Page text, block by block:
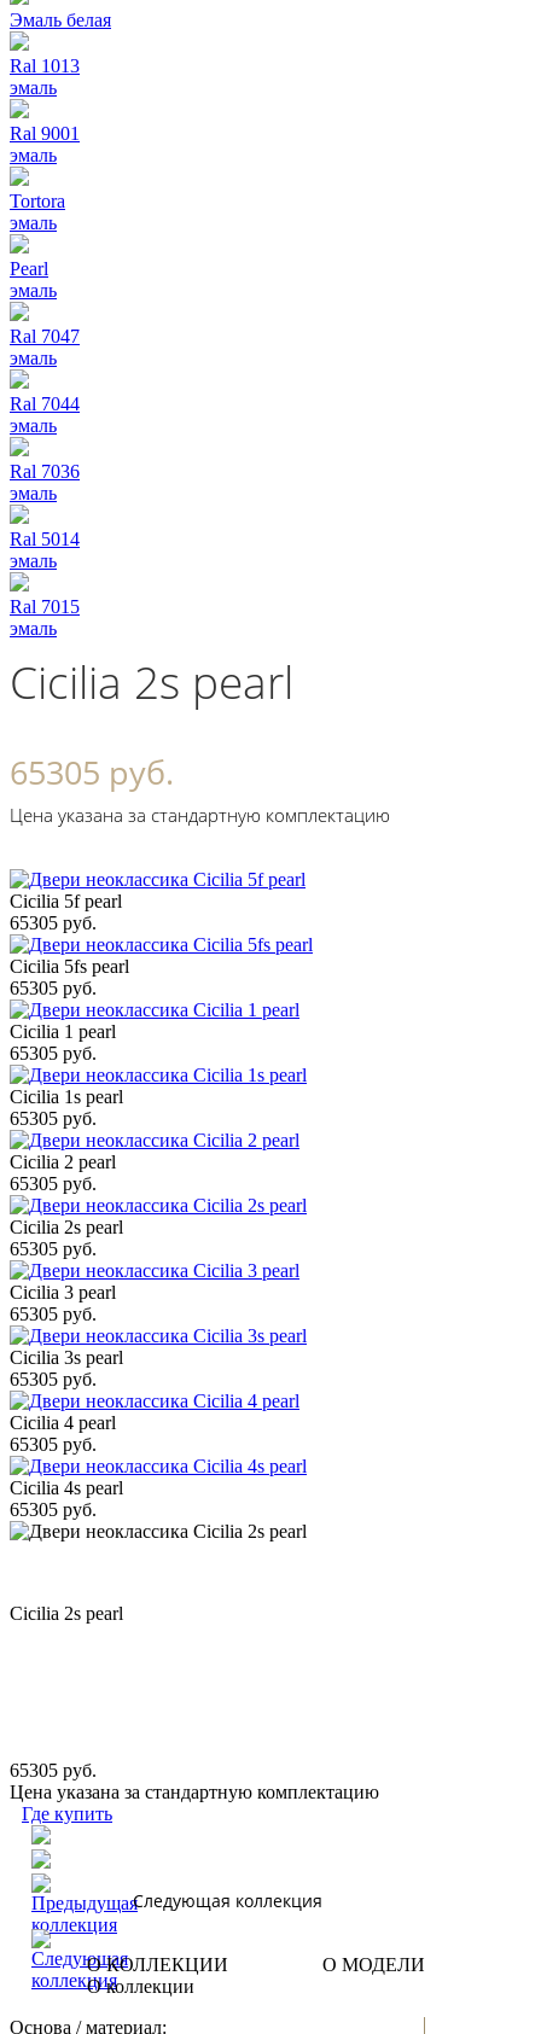
Эмаль белая
Ral 1013
эмаль
Ral 9001
эмаль
Tortora
эмаль
Pearl
эмаль
Ral 7047
эмаль
Ral 7044
эмаль
Ral 7036
эмаль
Ral 5014
эмаль
Ral 7015
эмаль
Cicilia 2s pearl
65305 руб.
Цена указана за стандартную комплектацию
Cicilia 5f pearl
65305 руб.
Cicilia 5fs pearl
65305 руб.
Cicilia 1 pearl
65305 руб.
Cicilia 1s pearl
65305 руб.
Cicilia 2 pearl
65305 руб.
Cicilia 2s pearl
65305 руб.
Cicilia 3 pearl
65305 руб.
Cicilia 3s pearl
65305 руб.
Cicilia 4 pearl
65305 руб.
Cicilia 4s pearl
65305 руб.
Cicilia 2s pearl
65305 руб.
Цена указана за стандартную комплектацию
Где купить
Следующая коллекция
О КОЛЛЕКЦИИ
О МОДЕЛИ
О коллекции
Основа / материал: